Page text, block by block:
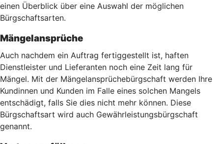
einen Überblick über eine Auswahl der möglichen
Bürgschaftsarten.
Mängelansprüche
Auch nachdem ein Auftrag fertiggestellt ist, haften
Dienstleister und Lieferanten noch eine Zeit lang für
Mängel. Mit der Mängelansprüchebürgschaft werden Ihre
Kundinnen und Kunden im Falle eines solchen Mangels
entschädigt, falls Sie dies nicht mehr können. Diese
Bürgschaftsart wird auch Gewährleistungsbürgschaft
genannt.